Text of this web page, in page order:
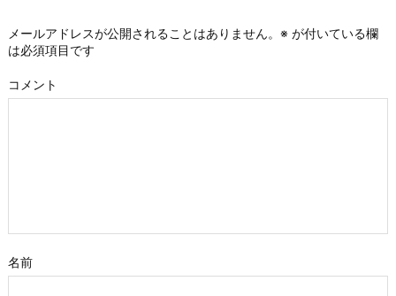
メールアドレスが公開されることはありません。 ※ が付いている欄
は必須項目です
コメント
名前